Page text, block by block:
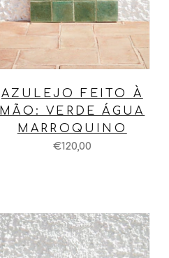
AZULEJO FEITO À
MÃO: VERDE ÁGUA
MARROQUINO
€120,00